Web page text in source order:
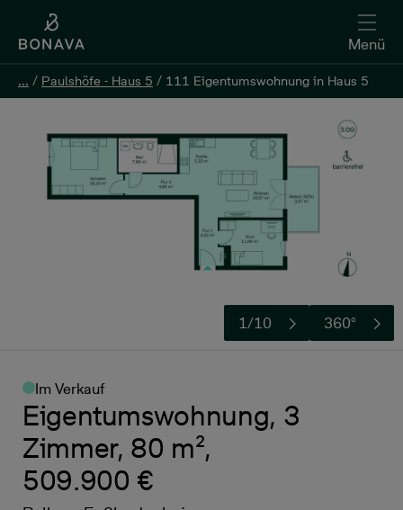
Menü
... / Paulshöfe - Haus 5 / 111 Eigentumswohnung in Haus 5
1/10 360°
Im Verkauf
Eigentumswohnung, 3
Zimmer, 80 m²,
509.900 €
... / Paulshöfe - Haus 5 / 111 Eigentumswohnung in Haus 5
Kontakt aufnehmen